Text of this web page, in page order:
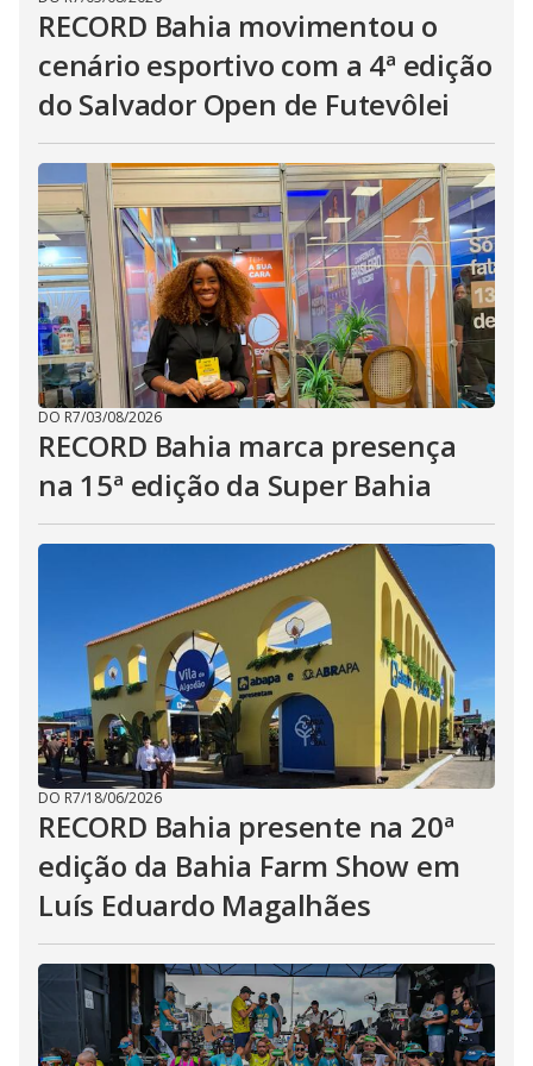
RECORD Bahia movimentou o
cenário esportivo com a 4ª edição
do Salvador Open de Futevôlei
DO R7/03/08/2026
RECORD Bahia marca presença
na 15ª edição da Super Bahia
DO R7/18/06/2026
RECORD Bahia presente na 20ª
edição da Bahia Farm Show em
Luís Eduardo Magalhães